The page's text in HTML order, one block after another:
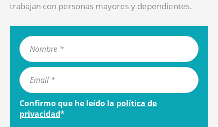
trabajan con personas mayores y dependientes.
Confirmo que he leído la política de
privacidad*